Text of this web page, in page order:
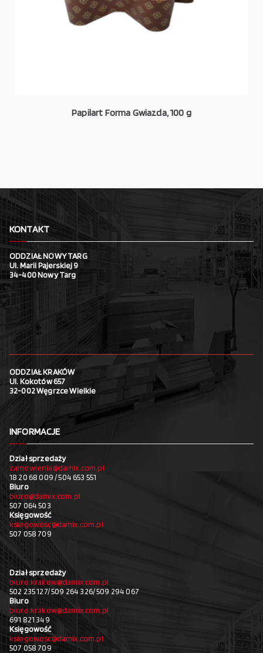
Papilart Forma Gwiazda, 100 g
KONTAKT
ODDZIAŁ NOWY TARG
Ul. Marii Pajerskiej 9
34-400 Nowy Targ
ODDZIAŁ KRAKÓW
Ul. Kokotów 657
32-002 Węgrzce Wielkie
INFORMACJE
Dział sprzedaży
zamowienia@damix.com.pl
18 20 68 009 / 504 653 551
Biuro
biuro@damix.com.pl
507 064 503
Księgowość
ksiegowosc@damix.com.pl
507 058 709
Dział sprzedaży
biuro.krakow@damix.com.pl
502 235 127/ 509 264 326/ 509 294 067
Biuro
biuro.krakow@damix.com.pl
691 821 349
Księgowość
ksiegowosc@damix.com.pl
507 058 709